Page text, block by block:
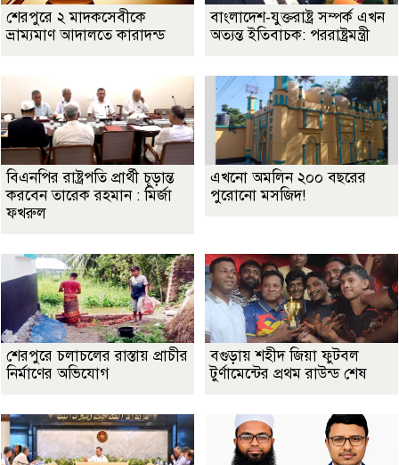
শেরপুরে ২ মাদকসেবীকে
ভ্রাম্যমাণ আদালতে কারাদন্ড
বাংলাদেশ-যুক্তরাষ্ট্র সম্পর্ক এখন
অত্যন্ত ইতিবাচক: পররাষ্ট্রমন্ত্রী
বিএনপির রাষ্ট্রপতি প্রার্থী চূড়ান্ত
করবেন তারেক রহমান : মির্জা
ফখরুল
এখনো অমলিন ২০০ বছরের
পুরোনো মসজিদ!
শেরপুরে চলাচলের রাস্তায় প্রাচীর
নির্মাণের অভিযোগ
বগুড়ায় শহীদ জিয়া ফুটবল
টুর্ণামেন্টের প্রথম রাউন্ড শেষ